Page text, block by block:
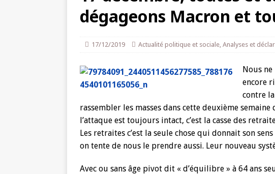
dégageons Macron et
17/12/2019 Actualité politique et sociale, Analyses et
Nous ne
encore
contre
rassembler les masses dans cette deuxième
l’attaque est toujours intact, c’est la casse des
Les retraites c’est la seule chose qui donnait son
on tente de nous le prendre aussi. Leur nouveau
Avec ou sans âge pivot dit « d’équilibre » à 64 ans